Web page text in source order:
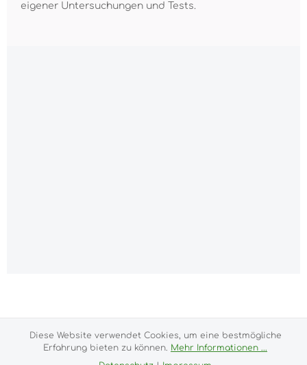
eigener Untersuchungen und Tests.
nicht anders angegeben.
ImpressumVersand- und Zahlungsbedingungen
Allgemeine Geschäftsbedingungen
Diese Website verwendet Cookies, um eine bestmögliche
Erfahrung bieten zu können. Mehr Informationen ...